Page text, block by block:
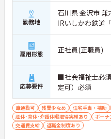
勤務地
石川県 金沢市
IRいしかわ鉄道
雇用形態 正社員(正職員)
応募要件
■社会福祉士必
定可）必須
車通勤可 残業少なめ 住宅手当・補助
産休･育休･介護休暇取得実績あり
ボーナ
交通費支給
退職金制度あり